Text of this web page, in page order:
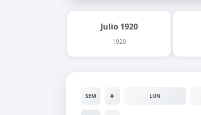
Julio 1920
1920
SEM # LUN